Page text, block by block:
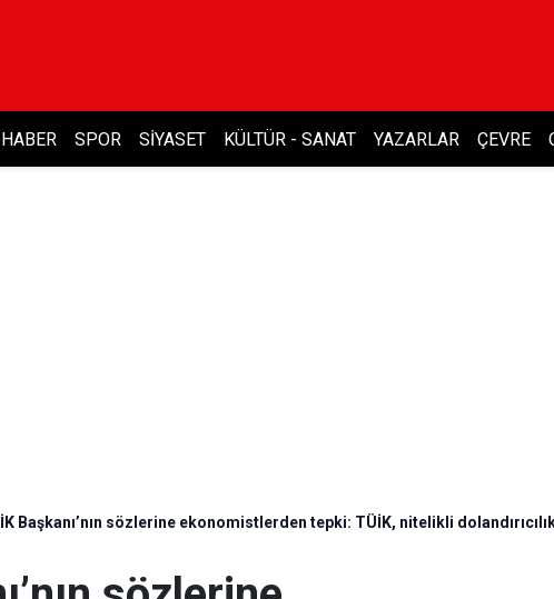
SPOR SIYASET KÜLTÜR - SANAT YAZARLAR ÇEVRE
Başkanı’nın sözlerine ekonomistlerden tepki: TÜİK, nitelikli